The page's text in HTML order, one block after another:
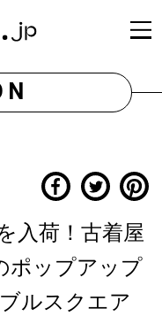
入荷！古着屋
ポップアップ
ルスクエア